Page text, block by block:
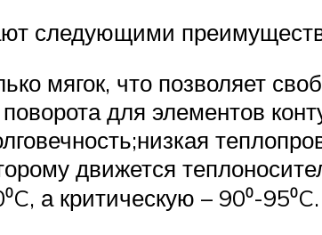
следующими
мягок, что позволяет
для элементов
движется
а критическую – 90⁰-95⁰C.